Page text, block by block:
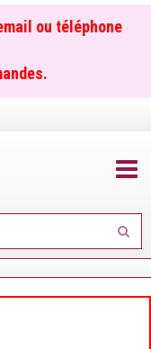
ou téléphone